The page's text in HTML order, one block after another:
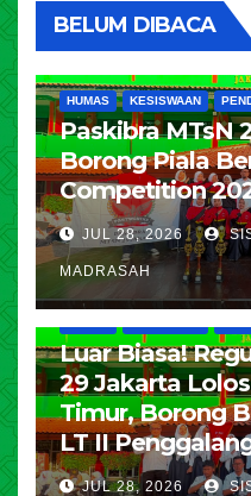
BELUM DIBACA
HUMAS KESISWAAN
Paskibra MTsN
Borong Piala
Competition
JUL 28, 2026
MADRASAH
Luar Biasa!
29 Jakarta
Timur, Borong
LT II
JUL 28, 2026